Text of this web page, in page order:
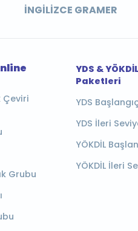
İNGILIZCE GRAMER
Çeviri
Grubu
YDS &
Paketleri
YDS
YDS İleri
YÖKDİL
YÖKDİL İleri